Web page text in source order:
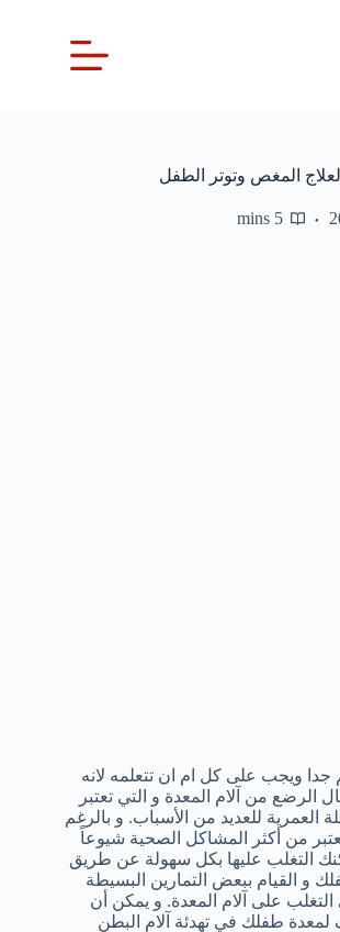
المغص وتوتر الطفل
5 mins
جدا ويجب على كل ام ان تتعلمه لانه
الرضع من آلام المعدة و التي تعتبر
العمرية للعديد من الأسباب. و بالرغم
من أكثر المشاكل الصحية شيوعاً
التغلب عليها بكل سهولة عن طريق
و القيام ببعض التمارين البسيطة
على آلام المعدة. و يمكن أن
لمعدة طفلك في تهدئة آلام البطن